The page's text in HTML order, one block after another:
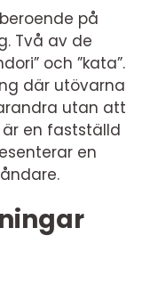
på
Två av de
och ”kata”.
där utövarna
utan att
en fastställd
en